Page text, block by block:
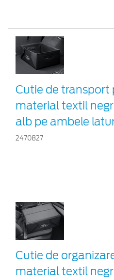
Cutie de transport
material textil
alb pe ambele
2470827
Cutie de
material textil